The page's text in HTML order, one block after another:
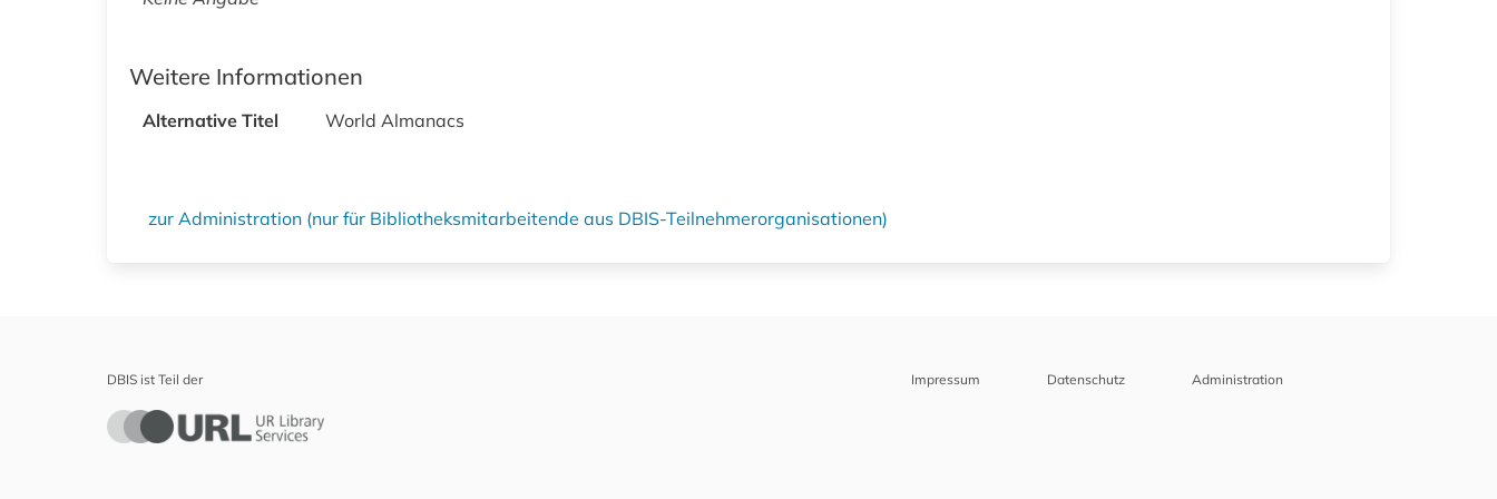
Weitere Informationen
Alternative Titel World Almanacs
zur Administration (nur für Bibliotheksmitarbeitende aus DBIS-Teilnehmerorganisationen)
DBIS ist Teil der Impressum Datenschutz Administration